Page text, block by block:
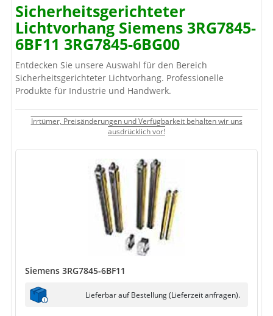
Sicherheitsgerichteter
Lichtvorhang Siemens 3RG7845-
6BF11 3RG7845-6BG00
Entdecken Sie unsere Auswahl für den Bereich
Sicherheitsgerichteter Lichtvorhang. Professionelle
Produkte für Industrie und Handwerk.
Irrtümer, Preisänderungen und Verfügbarkeit behalten wir uns
ausdrücklich vor!
Siemens 3RG7845-6BF11
Lieferbar auf Bestellung (Lieferzeit anfragen).